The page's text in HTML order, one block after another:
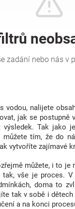
vodou, nalijete
jak se postupně
výsledek. Tak
tím, že do
vytvoříte zajímavé
můžete, i to
vše je proces.
doma to
tak v sobě i
a na konci